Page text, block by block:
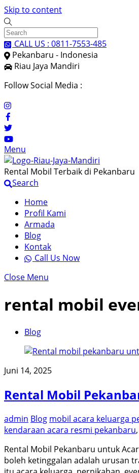
Skip to content
CALL US : 0811-7553-485
Pekanbaru - Indonesia
Riau Jaya Mandiri
Follow Social Media :
Menu
Rental Mobil Terbaik di Pekanbaru
Search
Home
Profil Kami
Armada
Blog
Kontak
Call Us Now
Close Menu
rental mobil
Blog
Juni 14, 2025
Rental Mobil
admin Blog mobil acara keluarga
kendaraan acara resmi pekanbaru,
Rental Mobil Pekanbaru untuk
boleh ketinggalan adalah urusan